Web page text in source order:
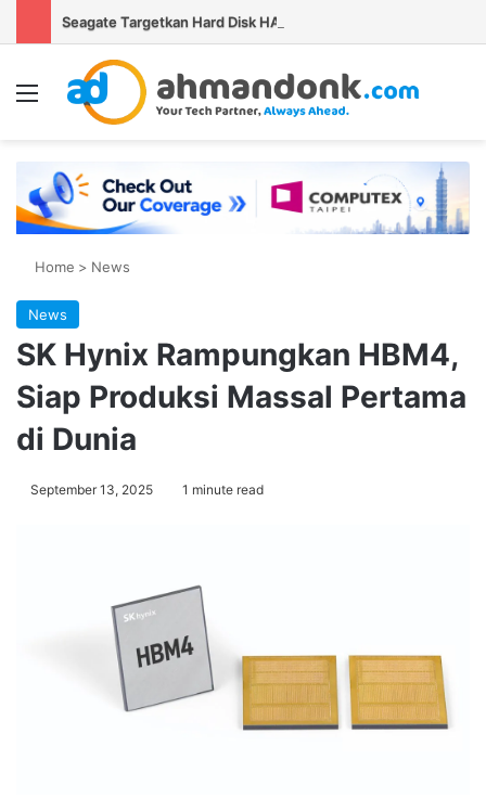
Menu
Home > News
News
SK Hynix Rampungkan HBM4,
Siap Produksi Massal Pertama
di Dunia
September 13, 2025 1 minute read